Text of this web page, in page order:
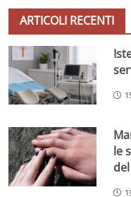
ARTICOLI RECENTI
le